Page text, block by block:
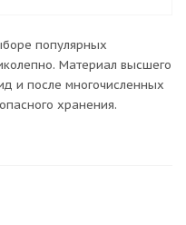
популярных
Материал высшего
и после многочисленных
хранения.